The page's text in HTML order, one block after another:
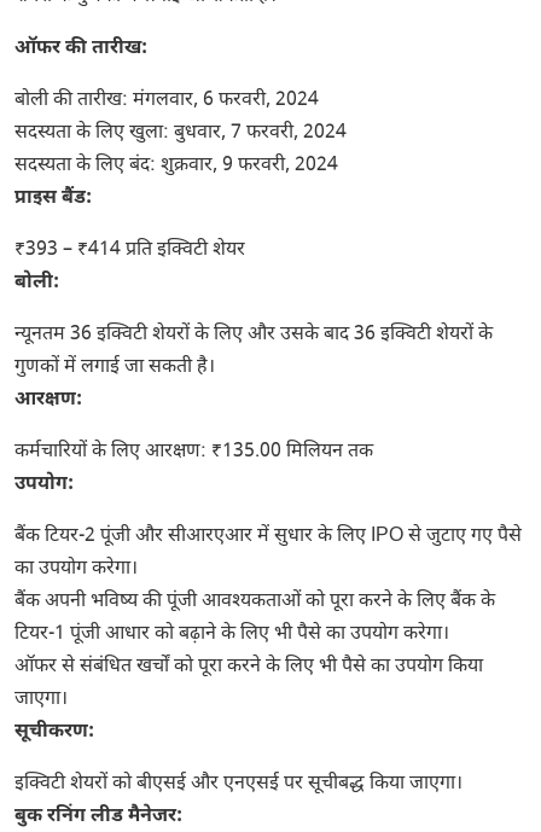
ऑफर की तारीख:
बोली की तारीख: मंगलवार, 6 फरवरी, 2024
सदस्यता के लिए खुला: बुधवार, 7 फरवरी, 2024
सदस्यता के लिए बंद: शुक्रवार, 9 फरवरी, 2024
प्राइस बैंड:
₹393 – ₹414 प्रति इक्विटी शेयर
बोली:
न्यूनतम 36 इक्विटी शेयरों के लिए और उसके बाद 36 इक्विटी शेयरों के
गुणकों में लगाई जा सकती है।
आरक्षण:
कर्मचारियों के लिए आरक्षण: ₹135.00 मिलियन तक
उपयोग:
बैंक टियर-2 पूंजी और सीआरएआर में सुधार के लिए IPO से जुटाए गए पैसे
का उपयोग करेगा।
बैंक अपनी भविष्य की पूंजी आवश्यकताओं को पूरा करने के लिए बैंक के
टियर-1 पूंजी आधार को बढ़ाने के लिए भी पैसे का उपयोग करेगा।
ऑफर से संबंधित खर्चों को पूरा करने के लिए भी पैसे का उपयोग किया
जाएगा।
सूचीकरण:
इक्विटी शेयरों को बीएसई और एनएसई पर सूचीबद्ध किया जाएगा।
बुक रनिंग लीड मैनेजर: